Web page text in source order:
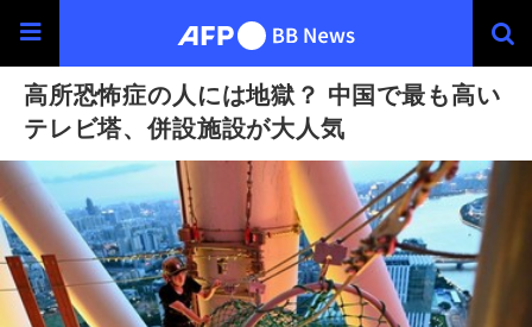
高所恐怖症の人には地獄？ 中国で最も高い
テレビ塔、併設施設が大人気